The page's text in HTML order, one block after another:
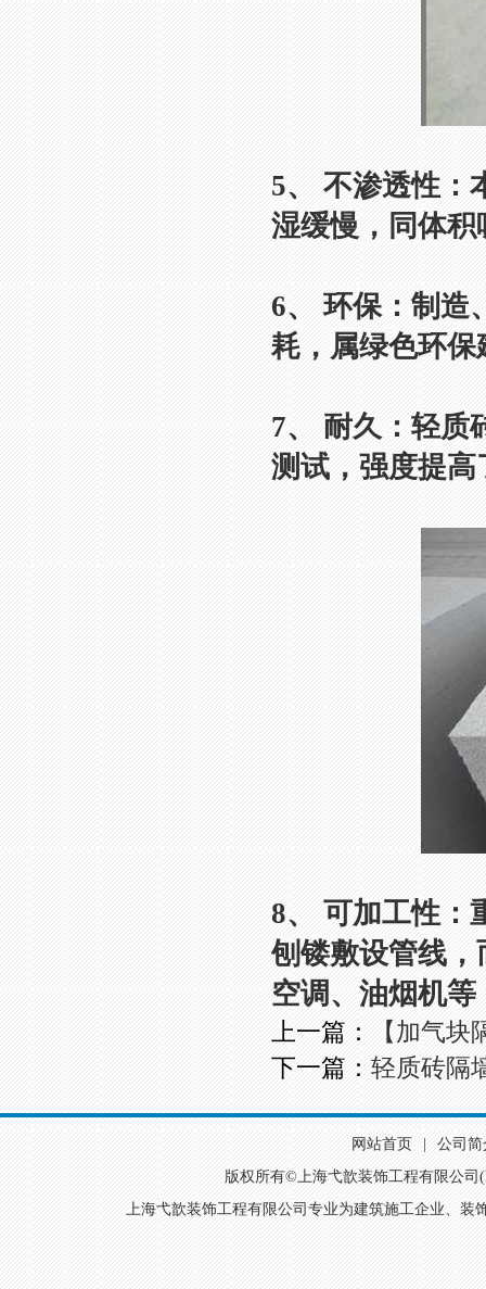
5、 不渗透性：
湿缓慢，同体
6、 环保：制造
耗，属绿色环保
7、 耐久：轻质
测试，强度提
8、 可加工性：
刨镂敷设管线
空调、油烟机
上一篇：
【加气
下一篇： 轻质砖隔
网站首页
公司简
版权所有©上海弋歆装饰工程有限公司
上海弋歆装饰工程有限公司专业为建筑施工企业、